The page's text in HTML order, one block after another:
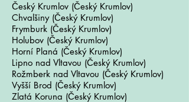
Český Krumlov (Český Krumlov)
Chvalšiny (Český Krumlov)
Frymburk (Český Krumlov)
Holubov (Český Krumlov)
Horní Planá (Český Krumlov)
Lipno nad Vltavou (Český Krumlov)
Rožmberk nad Vltavou (Český Krumlov)
Vyšší Brod (Český Krumlov)
Zlatá Koruna (Český Krumlov)